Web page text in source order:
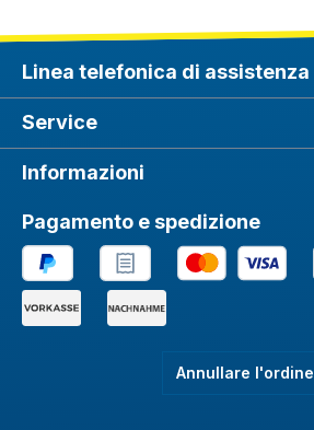
Linea telefonica di assistenza
Service
Informazioni
Pagamento e spedizione
Annullare l'ordine